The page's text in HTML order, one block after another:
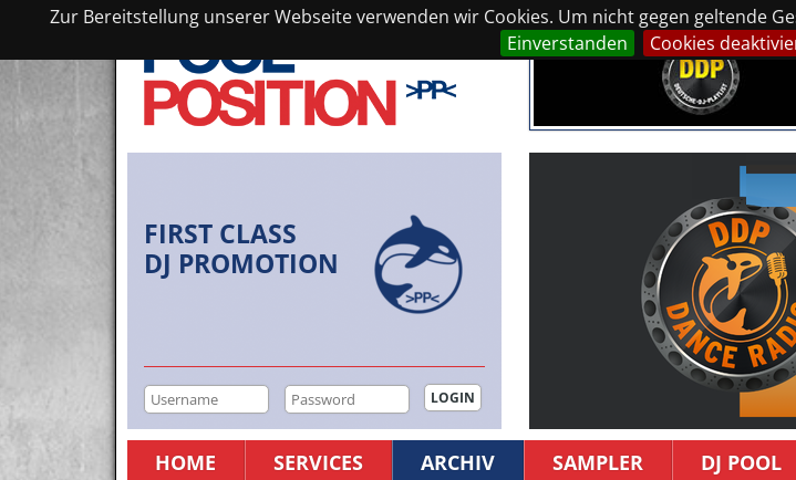
Zur Bereitstellung unserer Webseite verwenden wir Cookies. Um nicht gegen geltende
Einverstanden
Cookies
FIRST CLASS
DJ PROMOTION
HOME SERVICES ARCHIV SAMPLER DJ POOL